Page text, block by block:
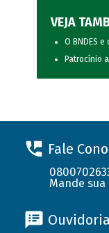
VEJA
O BNDES
Patrocínio
Fale
Mande
Ouvidoria